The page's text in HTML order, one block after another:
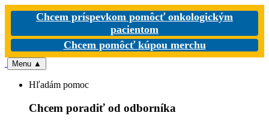
Chcem príspevkom pomôcť onkologickým
pacientom
Chcem pomôcť kúpou merchu
Menu ▲
Hľadám pomoc
Chcem poradiť od odborníka